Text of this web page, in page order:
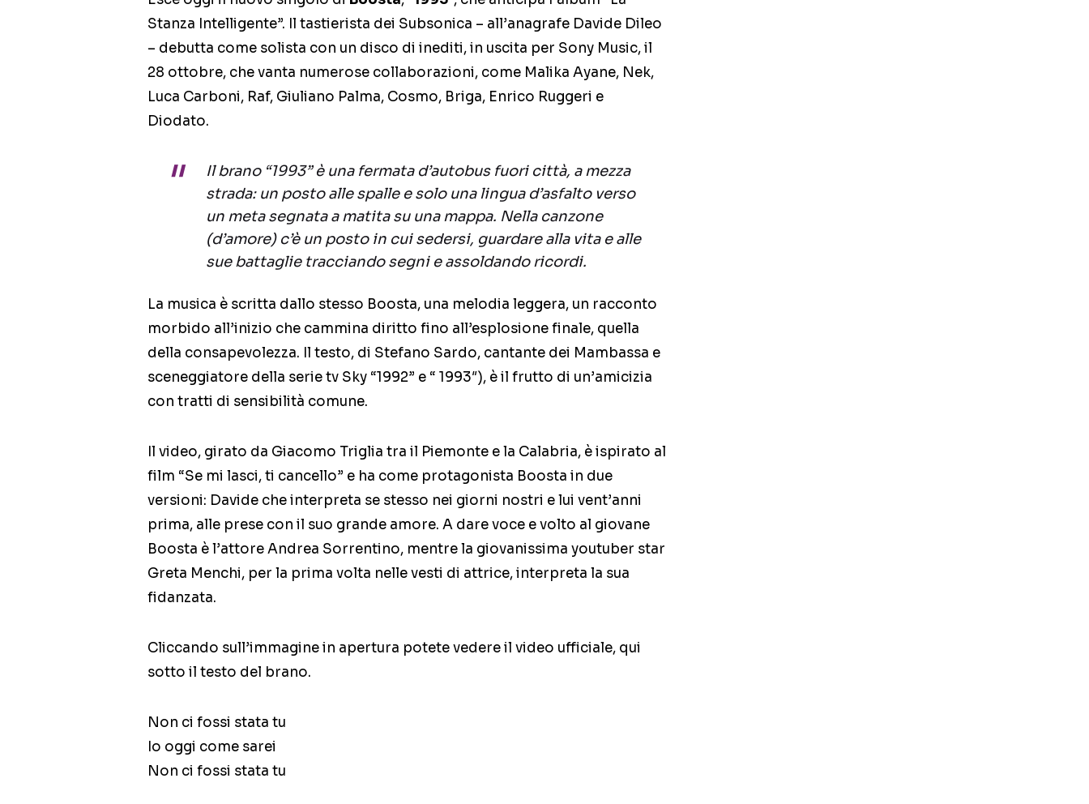
Stanza Intelligente”. Il tastierista dei Subsonica – all’anagrafe Davide Dileo
– debutta come solista con un disco di inediti, in uscita per Sony Music, il
28 ottobre, che vanta numerose collaborazioni, come Malika Ayane, Nek,
Luca Carboni, Raf, Giuliano Palma, Cosmo, Briga, Enrico Ruggeri e
Diodato.
Il brano “1993” è una fermata d’autobus fuori città, a mezza
strada: un posto alle spalle e solo una lingua d’asfalto verso
un meta segnata a matita su una mappa. Nella canzone
(d’amore) c’è un posto in cui sedersi, guardare alla vita e alle
sue battaglie tracciando segni e assoldando ricordi.
La musica è scritta dallo stesso Boosta, una melodia leggera, un racconto
morbido all’inizio che cammina diritto fino all’esplosione finale, quella
della consapevolezza. Il testo, di Stefano Sardo, cantante dei Mambassa e
sceneggiatore della serie tv Sky “1992” e “ 1993″), è il frutto di un’amicizia
con tratti di sensibilità comune.
Il video, girato da Giacomo Triglia tra il Piemonte e la Calabria, è ispirato al
film “Se mi lasci, ti cancello” e ha come protagonista Boosta in due
versioni: Davide che interpreta se stesso nei giorni nostri e lui vent’anni
prima, alle prese con il suo grande amore. A dare voce e volto al giovane
Boosta è l’attore Andrea Sorrentino, mentre la giovanissima youtuber star
Greta Menchi, per la prima volta nelle vesti di attrice, interpreta la sua
fidanzata.
Cliccando sull’immagine in apertura potete vedere il video ufficiale, qui
sotto il testo del brano.
Non ci fossi stata tu
Io oggi come sarei
Non ci fossi stata tu